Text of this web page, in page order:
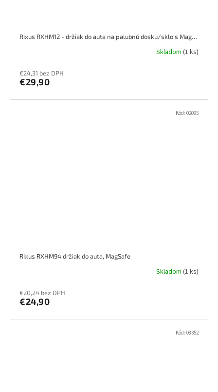
Rixus RXHM12 - držiak do auta na palubnú dosku/sklo s MagSafe
Skladom (1 ks)
€24,31 bez DPH
€29,90
Rixus RXHM94 držiak do auta, MagSafe
Skladom (1 ks)
€20,24 bez DPH
€24,90
Kód: 02095
Kód: 08352